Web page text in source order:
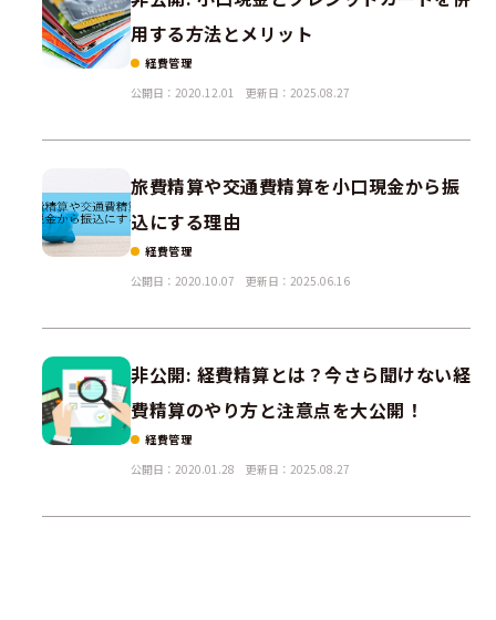
用する方法とメリット
経費管理
公開日：2020.12.01
更新日：2025.08.27
旅費精算や交通費精算を小口現金から振
込にする理由
経費管理
公開日：2020.10.07
更新日：2025.06.16
非公開: 経費精算とは？今さら聞けない経
費精算のやり方と注意点を大公開！
経費管理
公開日：2020.01.28
更新日：2025.08.27